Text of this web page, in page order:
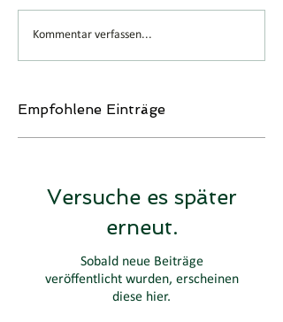
Kommentar verfassen...
Empfohlene Einträge
Versuche es später
erneut.
Sobald neue Beiträge
veröffentlicht wurden, erscheinen
diese hier.